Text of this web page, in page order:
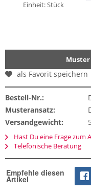
Einheit:Stück
als Favorit speichern
Bestell-Nr.:
Musteransatz:
Versandgewicht:
Hast Du eine Frage zum
Telefonische Beratung
Empfehle diesen
Artikel